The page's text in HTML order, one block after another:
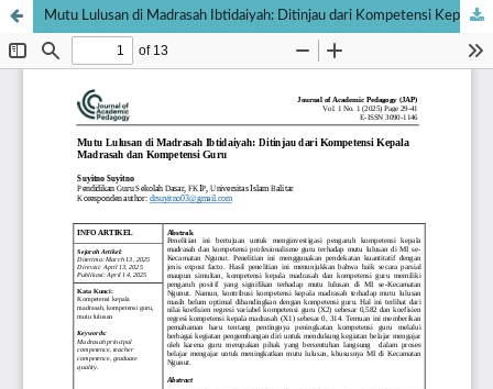
Mutu Lulusan di Madrasah Ibtidaiyah: Ditinjau dari Kompetensi Kepala Madrasah dan Kompetensi Guru